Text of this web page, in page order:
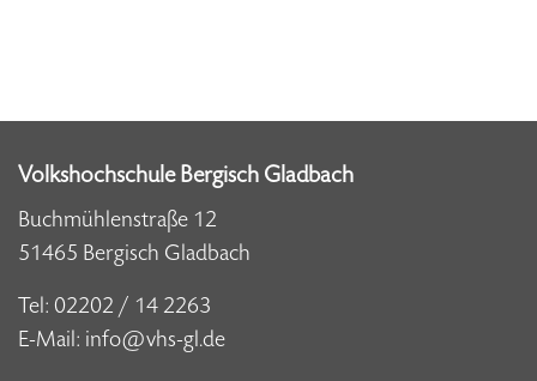
Volkshochschule Bergisch Gladbach
Buchmühlenstraße 12
51465 Bergisch Gladbach
Tel: 02202 / 14 2263
E-Mail: info@vhs-gl.de